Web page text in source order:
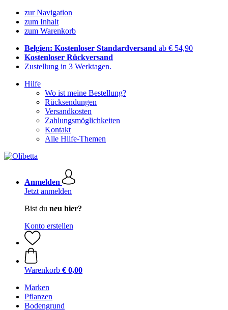
zur Navigation
zum Inhalt
zum Warenkorb
Belgien: Kostenloser Standardversand ab € 54,90
Kostenloser Rückversand
Zustellung in 3 Werktagen.
Hilfe
Wo ist meine Bestellung?
Rücksendungen
Versandkosten
Zahlungsmöglichkeiten
Kontakt
Alle Hilfe-Themen
Anmelden
Jetzt anmelden
Bist du neu hier?
Konto erstellen
Warenkorb € 0,00
Marken
Pflanzen
Bodengrund